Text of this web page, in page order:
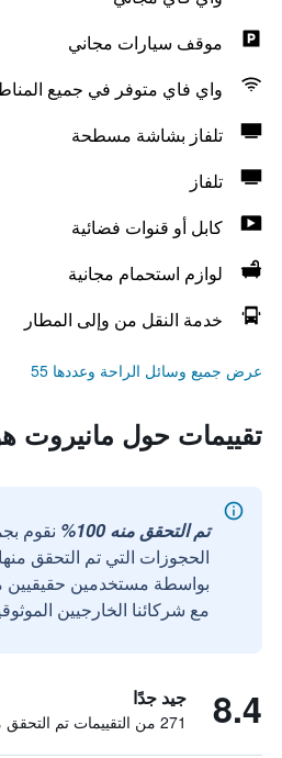
موقف سيارات مجاني
واي فاي متوفر في جميع
تلفاز بشاشة مسطحة
تلفاز
كابل أو قنوات فضائية
لوازم استحمام مجانية
خدمة النقل من وإلى المطار
عرض جميع وسائل الراحة وعددها 55
تقييمات حول مانيروت
تم التحقق منه 100%
نقوم
الحجوزات التي تم التحقق
مع شركائنا الخارجيين
8.4 جيد جدًا
271 من التقييمات تم التحقق منها